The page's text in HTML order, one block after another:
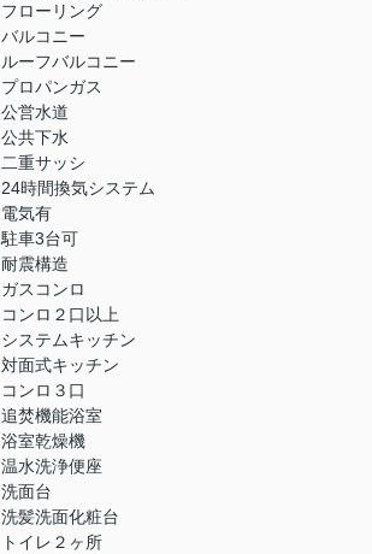
フローリング
バルコニー
ルーフバルコニー
プロパンガス
公営水道
公共下水
二重サッシ
24時間換気システム
電気有
駐車3台可
耐震構造
ガスコンロ
コンロ２口以上
システムキッチン
対面式キッチン
コンロ３口
追焚機能浴室
浴室乾燥機
温水洗浄便座
洗面台
洗髪洗面化粧台
トイレ２ヶ所